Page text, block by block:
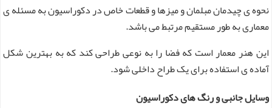
نحوه ی چیدمان مبلمان و میزها و قطعات خاص در دکوراسیون به مسئله ی
معماری به طور مستقیم مرتبط می باشد.
این هنر معمار است که فضا را به نوعی طراحی کند که به بهترین شکل
آماده ی استفاده برای یک طراح داخلی شود.
وسایل جانبی و رنگ های دکوراسیون